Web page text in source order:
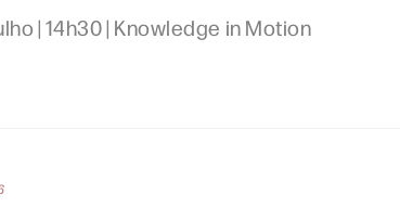
| 14h30 | Knowledge in Motion